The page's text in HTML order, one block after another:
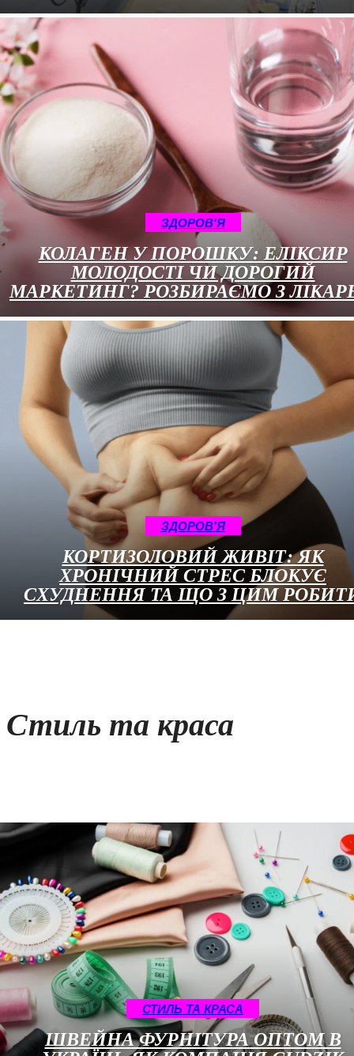
ЗДОРОВ'Я
КОЛАГЕН У ПОРОШКУ: ЕЛІКСИР
МОЛОДОСТІ ЧИ ДОРОГИЙ
МАРКЕТИНГ? РОЗБИРАЄМО З
ЗДОРОВ'Я
КОРТИЗОЛОВИЙ ЖИВІТ: ЯК
ХРОНІЧНИЙ СТРЕС БЛОКУЄ
СХУДНЕННЯ ТА ЩО З ЦИМ
Стиль та краса
СТИЛЬ ТА КРАСА
ШВЕЙНА ФУРНІТУРА ОПТОМ В